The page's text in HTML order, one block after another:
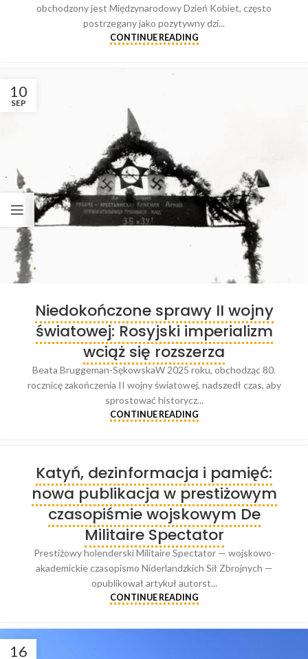
obchodzony jest Międzynarodowy Dzień Kobiet, często
postrzegany jako pozytywny dzi...
CONTINUE READING
10
SEP
Niedokończone sprawy II wojny
światowej: Rosyjski imperializm
wciąż się rozszerza
Beata Bruggeman-SękowskaW 2025 roku, obchodząc 80.
rocznicę zakończenia II wojny światowej, nadszedł czas, aby
sprostować historycz...
CONTINUE READING
Katyń, dezinformacja i pamięć:
nowa publikacja w prestiżowym
czasopiśmie wojskowym De
Militaire Spectator
Prestiżowy holenderski Militaire Spectator — wojskowo-
akademickie czasopismo Niderlandzkich Sił Zbrojnych —
opublikował artykuł autorst...
CONTINUE READING
16